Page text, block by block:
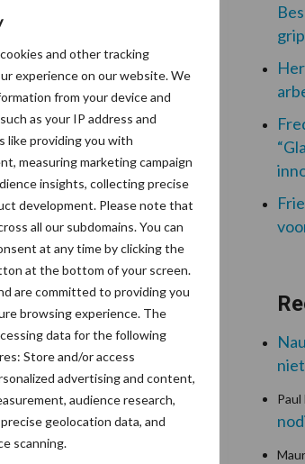
and other tracking
experience on our website. We
from your device and
as your IP address and
like providing you with
measuring marketing campaign
insights, collecting precise
development. Please note that
all our subdomains. You can
at any time by clicking the
at the bottom of your screen.
are committed to providing you
browsing experience. The
data for the following
Store and/or access
advertising and content,
audience research,
geolocation data, and
scanning.
Ron Meyer het
vanaf
Paul